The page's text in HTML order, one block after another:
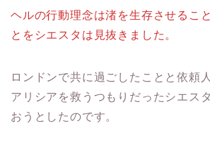
ヘルの行動理念は渚を生存させるこ
とをシエスタは見抜きました。
ロンドンで共に過ごしたことと依頼
アリシアを救うつもりだったシエス
おうとしたのです。